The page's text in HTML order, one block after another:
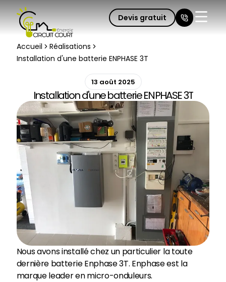
Devis gratuit
Fermer
Accueil
Réalisations
Installation d'une batterie ENPHASE 3T​
13 août 2025
Installation d'une batterie ENPHASE 3T​
Nous avons installé chez un particulier la toute
dernière batterie Enphase 3T. Enphase est la
marque leader en micro-onduleurs.